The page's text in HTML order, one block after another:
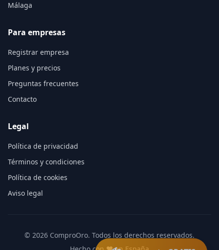
Málaga
Para empresas
Registrar empresa
Planes y precios
Preguntas frecuentes
Contacto
Legal
Política de privacidad
Términos y condiciones
Política de cookies
Aviso legal
© 2026 ComproOro. Todos los derechos reservados.